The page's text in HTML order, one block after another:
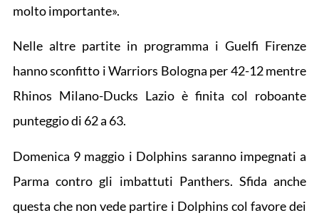
molto importante».
Nelle altre partite in programma i Guelfi Firenze
hanno sconfitto i Warriors Bologna per 42-12 mentre
Rhinos Milano-Ducks Lazio è finita col roboante
punteggio di 62 a 63.
Domenica 9 maggio i Dolphins saranno impegnati a
Parma contro gli imbattuti Panthers. Sfida anche
questa che non vede partire i Dolphins col favore dei